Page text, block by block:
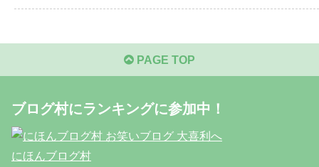
PAGE TOP
ブログ村にランキングに参加中！
にほんブログ村